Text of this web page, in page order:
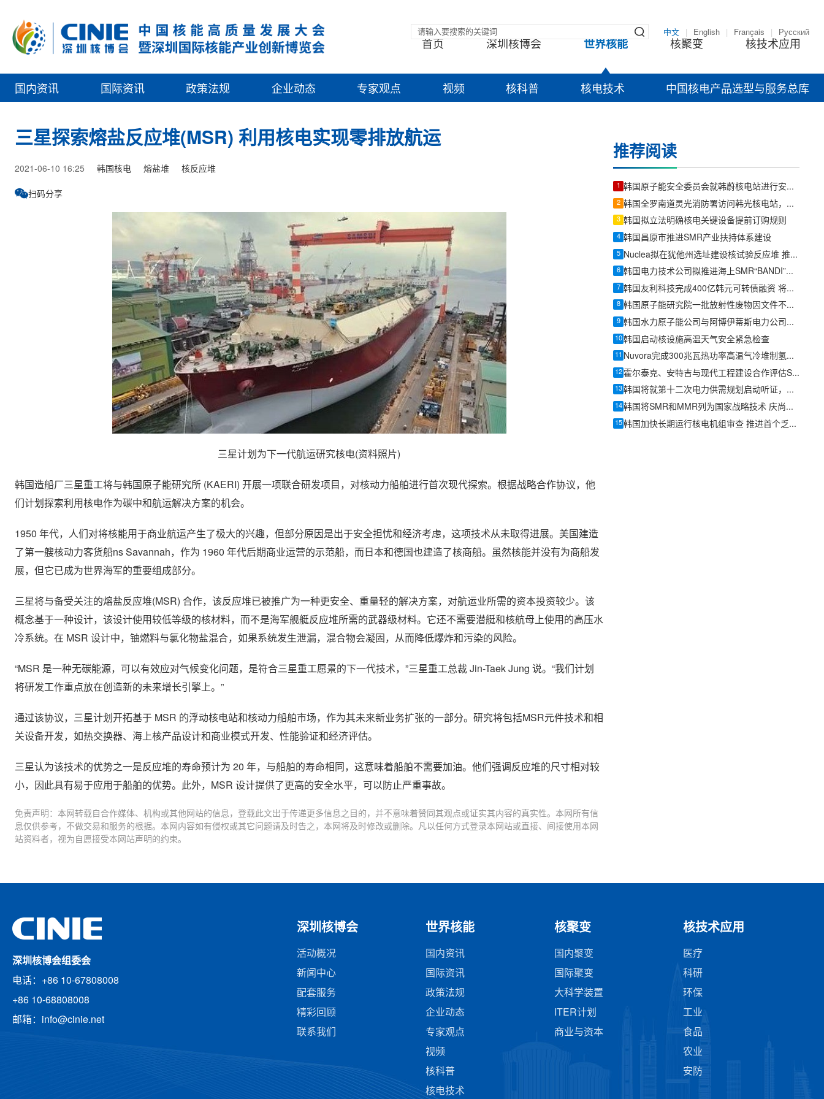
中文 English Français Русский
首页 深圳核博会 世界核能 核聚变 核技术应用
国内资讯 国际资讯 政策法规 企业动态 专家观点 视频 核科普 核电技术 中国核电产品选型与服务总库
三星探索熔盐反应堆(MSR) 利用核电实现零排放航运
2021-06-10 16:25 韩国核电 熔盐堆 核反应堆
扫码分享
三星计划为下一代航运研究核电(资料照片)
韩国造船厂三星重工将与韩国原子能研究所 (KAERI) 开展一项联合研发项目，对核动力船舶进行首次现代探索。根据战略合作协议，他
们计划探索利用核电作为碳中和航运解决方案的机会。
1950 年代，人们对​​将核能用于商业航运产生了极大的兴趣，但部分原因是出于安全担忧和经济考虑，这项技术从未取得进展。美国建造
了第一艘核动力客货船ns Savannah，作为 1960 年代后期商业运营的示范船，而日本和德国也建造了核商船。虽然核能并没有为商船发
展，但它已成为世界海军的重要组成部分。
三星将与备受关注的熔盐反应堆(MSR) 合作，该反应堆已被推广为一种更安全、重量轻的解决方案，对航运业所需的资本投资较少。该
概念基于一种设计，该设计使用较低等级的核材料，而不是海军舰艇反应堆所需的武器级材料。它还不需要潜艇和核航母上使用的高压水
冷系统。在 MSR 设计中，铀燃料与氯化物盐混合，如果系统发生泄漏，混合物会凝固，从而降低爆炸和污染的风险。
“MSR 是一种无碳能源，可以有效应对气候变化问题，是符合三星重工愿景的下一代技术，”三星重工总裁 Jin-Taek Jung 说。“我们计划
将研发工作重点放在创造新的未来增长引擎上。”
通过该协议，三星计划开拓基于 MSR 的浮动核电站和核动力船舶市场，作为其未来新业务扩张的一部分。研究将包括MSR元件技术和相
关设备开发，如热交换器、海上核产品设计和商业模式开发、性能验证和经济评估。
三星认为该技术的优势之一是反应堆的寿命预计为 20 年，与船舶的寿命相同，这意味着船舶不需要加油。他们强调反应堆的尺寸相对较
小，因此具有易于应用于船舶的优势。此外，MSR 设计提供了更高的安全水平，可以防止严重事故。
免责声明：本网转载自合作媒体、机构或其他网站的信息，登载此文出于传递更多信息之目的，并不意味着赞同其观点或证实其内容的真实性。本网所有信
息仅供参考，不做交易和服务的根据。本网内容如有侵权或其它问题请及时告之，本网将及时修改或删除。凡以任何方式登录本网站或直接、间接使用本网
站资料者，视为自愿接受本网站声明的约束。
推荐阅读
1 韩国原子能安全委员会就韩蔚核电站进行安全检查
2 韩国全罗南道灵光消防署访问韩光核电站，加强灾难应对协同体系。
3 韩国拟立法明确核电关键设备提前订购规则
4 韩国昌原市推进SMR产业扶持体系建设
5 Nuclea拟在犹他州选址建设核试验反应堆 推进Morpheus微型反应堆部署
6 韩国电力技术公司拟推进海上SMR“BANDI”政府研发项目
7 韩国友利科技完成400亿韩元可转债融资 将加码核电与SMR业务
8 韩国原子能研究院一批放射性废物因文件不符被判不适合处置
9 韩国水力原子能公司与阿博伊蒂斯电力公司签署核电合作备忘录
10 韩国启动核设施高温天气安全紧急检查
11 Nuvora完成300兆瓦热功率高温气冷堆制氢预可行性研究独立审查
12 霍尔泰克、安特吉与现代工程建设合作评估SMR-300在美国南部部署机会
13 韩国将就第十二次电力供需规划启动听证，新建核电项目纳入审查
14 韩国将SMR和MMR列为国家战略技术 庆尚南道称将推动核电企业转型
15 韩国加快长期运行核电机组审查 推进首个乏燃料干式贮存设施许可
深圳核博会组委会
电话：+86 10-67808008
+86 10-68808008
邮箱：info@cinie.net
深圳核博会
活动概况
新闻中心
配套服务
精彩回顾
联系我们
世界核能
国内资讯
国际资讯
政策法规
企业动态
专家观点
视频
核科普
核电技术
核聚变
国内聚变
国际聚变
大科学装置
ITER计划
商业与资本
核技术应用
医疗
科研
环保
工业
食品
农业
安防